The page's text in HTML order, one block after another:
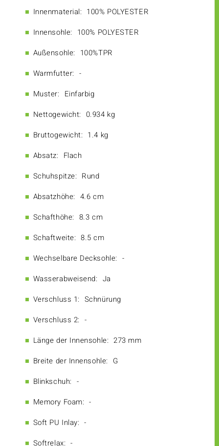
Innenmaterial: 100% POLYESTER
Innensohle: 100% POLYESTER
Außensohle: 100%TPR
Warmfutter: -
Muster: Einfarbig
Nettogewicht: 0.934 kg
Bruttogewicht: 1.4 kg
Absatz: Flach
Schuhspitze: Rund
Absatzhöhe: 4.6 cm
Schafthöhe: 8.3 cm
Schaftweite: 8.5 cm
Wechselbare Decksohle: -
Wasserabweisend: Ja
Verschluss 1: Schnürung
Verschluss 2: -
Länge der Innensohle: 273 mm
Breite der Innensohle: G
Blinkschuh: -
Memory Foam: -
Soft PU Inlay: -
Softrelax: -